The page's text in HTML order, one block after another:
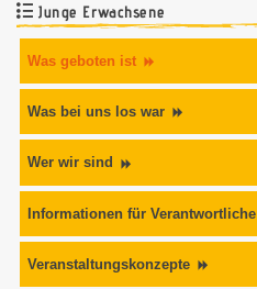
Junge Erwachsene
Was geboten ist
Was bei uns los war
Wer wir sind
Informationen für Verantwortliche
Veranstaltungskonzepte